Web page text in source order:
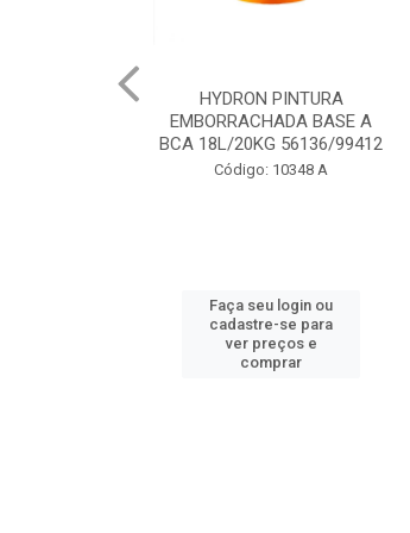
HYDRONORTH ACQUA
CERAMICA TELHA 3.6 93175
Código: 2056
Faça seu login ou
cadastre-se para
ver preços e
comprar